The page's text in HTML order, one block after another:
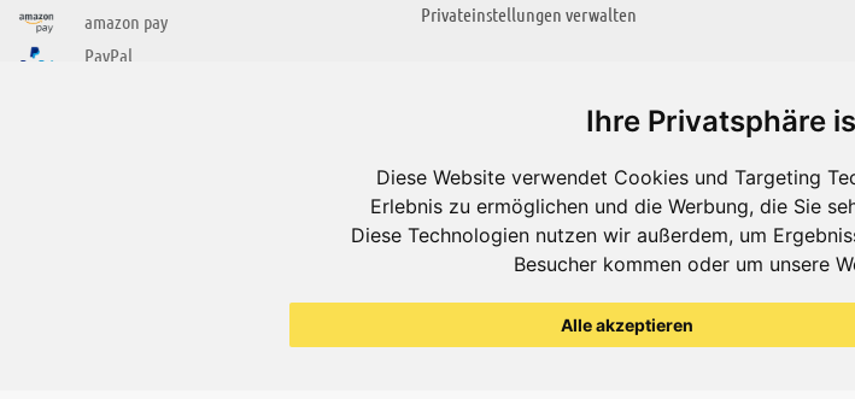
Ihre Privatsphäre
Diese Website verwendet Cookies und Targeting
Erlebnis zu ermöglichen und die Werbung, die Sie
Diese Technologien nutzen wir außerdem, um
Besucher kommen oder um unsere
Alle akzeptieren
amazon pay
PayPal
Privateinstellungen verwalten
Jobs
Impressum
Datenschutzerklärung